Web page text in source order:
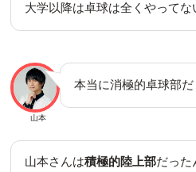
大学以降は卓球は全くやってな
山本
本当に消極的卓球部だ
山本さんは積極的陸上部だった